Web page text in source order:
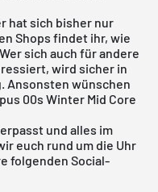
hat sich bisher nur
Shops findet ihr, wie
sich auch für andere
wird sicher in
Ansonsten wünschen
00s Winter Mid Core
und alles im
euch rund um die Uhr
folgenden Social-